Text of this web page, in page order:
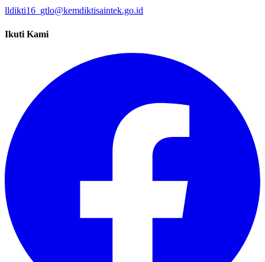
lldikti16_gtlo@kemdiktisaintek.go.id
Ikuti Kami